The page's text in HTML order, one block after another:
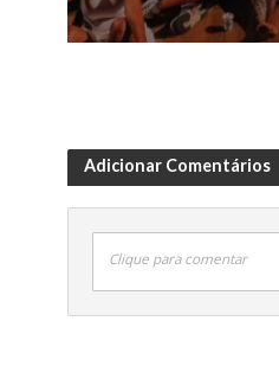
Adicionar Comentários
Clique para comentar